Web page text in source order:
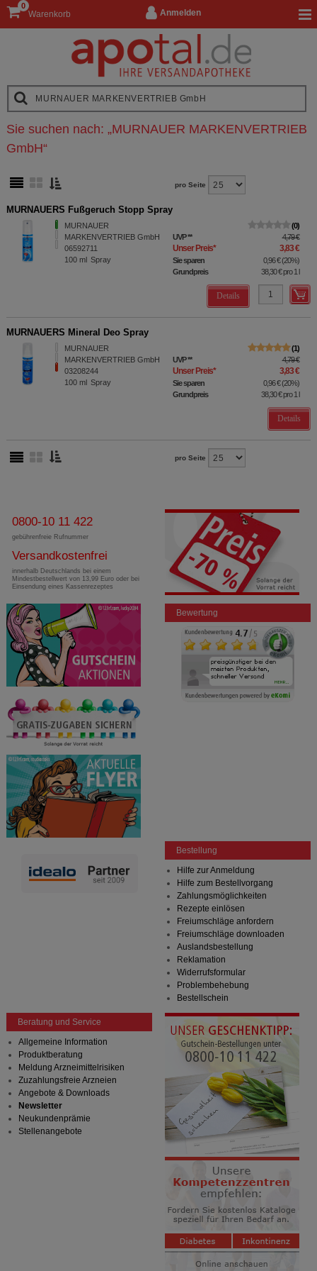
Anmelden
Warenkorb
0
Sie suchen nach: „MURNAUER MARKENVERTRIEB
GmbH“
pro Seite
MURNAUERS Fußgeruch Stopp Spray
MURNAUER
MARKENVERTRIEB GmbH
06592711
100 ml Spray
0
UVP** 4,79 €
Unser Preis* 3,83 €
Sie sparen 0,96 €(20%)
Grundpreis
38,30 €pro 1 l
Details
MURNAUERS Mineral Deo Spray
MURNAUER
MARKENVERTRIEB GmbH
03208244
100 ml Spray
1
UVP** 4,79 €
Unser Preis* 3,83 €
Sie sparen 0,96 €(20%)
Grundpreis
38,30 €pro 1 l
Details
pro Seite
0800-10 11 422
gebührenfreie Rufnummer
Versandkostenfrei
innerhalb Deutschlands bei einem
Mindestbestellwert von 13,99 Euro oder bei
Einsendung eines Kassenrezeptes
Bewertung
Bestellung
Hilfe zur Anmeldung
Hilfe zum Bestellvorgang
Zahlungsmöglichkeiten
Rezepte einlösen
Freiumschläge anfordern
Freiumschläge downloaden
Auslandsbestellung
Reklamation
Widerrufsformular
Problembehebung
Bestellschein
Beratung und Service
Allgemeine Information
Produktberatung
Meldung Arzneimittelrisiken
Zuzahlungsfreie Arzneien
Angebote & Downloads
Newsletter
Neukundenprämie
Stellenangebote